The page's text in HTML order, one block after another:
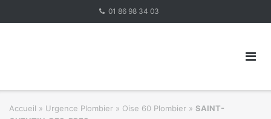
01 86 98 34 03
Accueil » Urgence Plombier » Oise 60 Plombier » SAINT-